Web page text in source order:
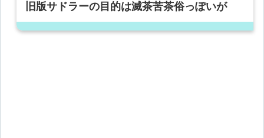
旧版サドラーの目的は滅茶苦茶俗っぽいが